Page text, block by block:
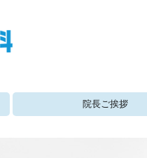
院長ご挨拶